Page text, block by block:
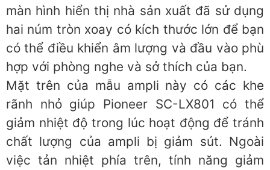
màn hình hiển thị nhà sản xuất đã sử dụng
hai núm tròn xoay có kích thước lớn để bạn
có thể điều khiển âm lượng và đầu vào phù
hợp với phòng nghe và sở thích của bạn.
Mặt trên của mẫu ampli này có các khe
rãnh nhỏ giúp Pioneer SC-LX801 có thể
giảm nhiệt độ trong lúc hoạt động để tránh
chất lượng của ampli bị giảm sút. Ngoài
việc tản nhiệt phía trên, tính năng giảm